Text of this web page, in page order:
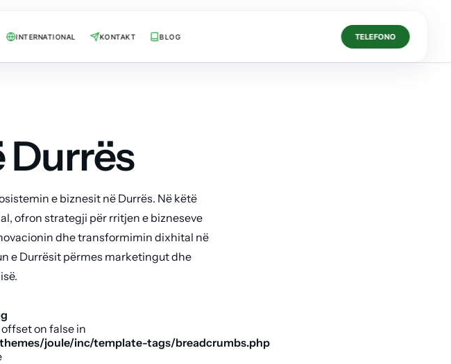
INTERNATIONAL KONTAKT BLOG TELEFONO
Durrës
e biznesit në Durrës. Në këtë
ofron strategji për rritjen e bizneseve
dhe transformimin dixhital në
e Durrësit përmes marketingut dhe
on false in
joule/inc/template-tags/breadcrumbs.php